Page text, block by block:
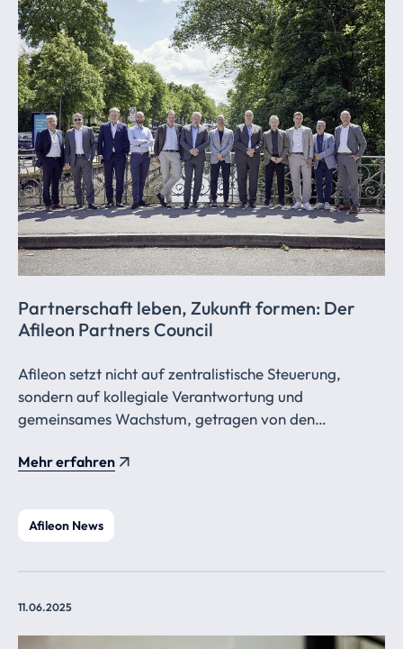
Partnerschaft leben, Zukunft formen: Der
Afileon Partners Council
Afileon setzt nicht auf zentralistische Steuerung,
sondern auf kollegiale Verantwortung und
gemeinsames Wachstum, getragen von den
Mehr erfahren
Afileon News
11.06.2025